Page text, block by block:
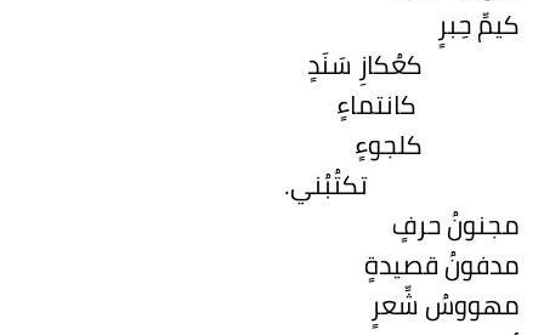
كيمِّ حِبرٍ
كعُكازِ سَنَدٍ
كانتماءٍ
كلجوءٍ
تكتُبُني.
مجنونُ حرفٍ
مدفونُ قصيدةٍ
مهووسُ شِّعرٍ